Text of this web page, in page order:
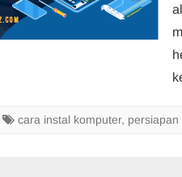
cara instal komputer, persiapan